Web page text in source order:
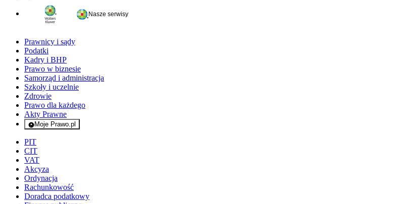
Nasze serwisy
Prawnicy i sądy
Podatki
Kadry i BHP
Prawo w biznesie
Samorząd i administracja
Szkoły i uczelnie
Zdrowie
Prawo dla każdego
Akty Prawne
Moje Prawo.pl
- rejestracja i logowanie do serwisu
PIT
CIT
VAT
Akcyza
Ordynacja
Rachunkowość
Doradca podatkowy